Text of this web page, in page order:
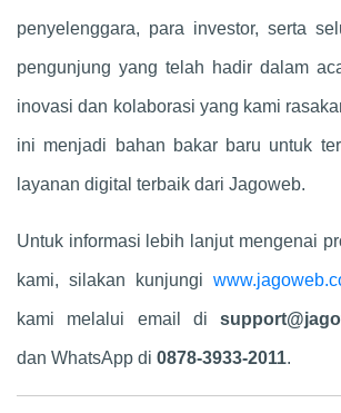
penyelenggara, para investor, serta
pengunjung yang telah hadir dalam
inovasi dan kolaborasi yang kami
ini menjadi bahan bakar baru untuk
layanan digital terbaik dari Jagoweb.
Untuk informasi lebih lanjut mengenai
kami, silakan kunjungi
kami melalui email di
dan WhatsApp di 0878-3933-2011.